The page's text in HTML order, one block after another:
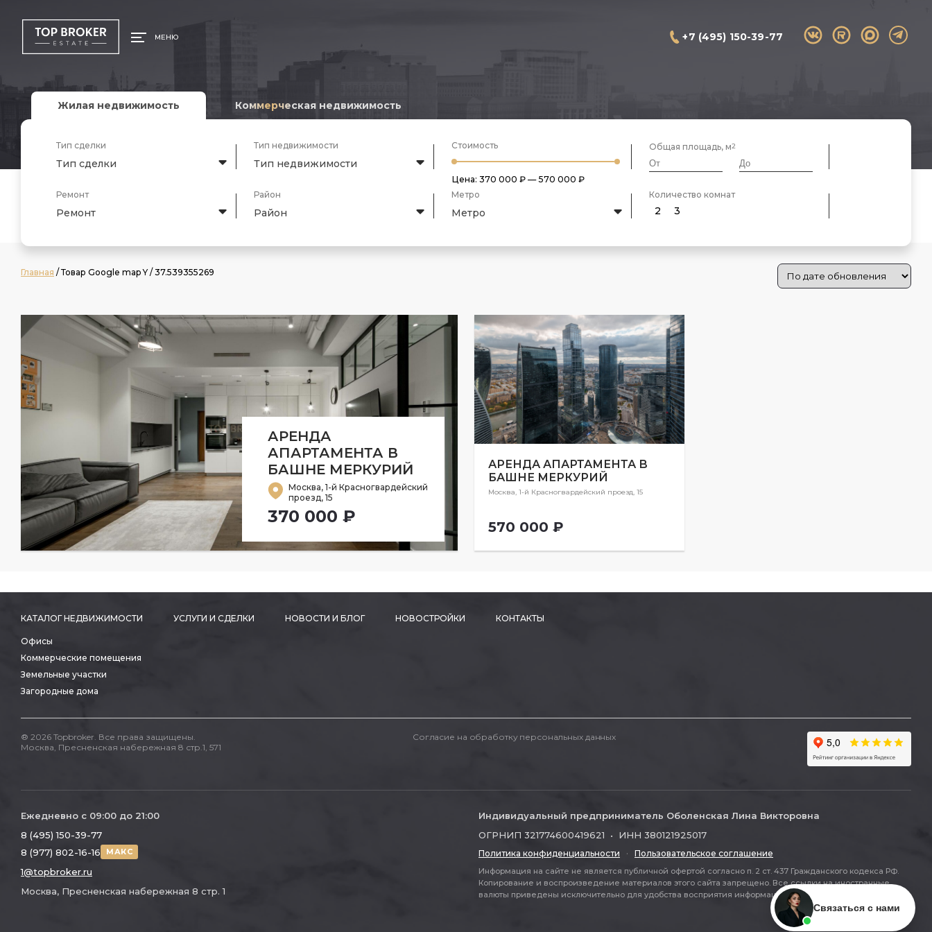
МЕНЮ +7 (495) 150-39-77
Жилая недвижимость Коммерческая недвижимость
Тип сделки
Тип сделки
Тип недвижимости
Тип недвижимости
Стоимость
Цена: 370 000 ₽ —570 000 ₽
Общая площадь, м
Ремонт
Ремонт
Район
Район
Метро
Метро
Количество комнат
2 3
Главная / Товар Google map Y / 37.539355269
АРЕНДА
АПАРТАМЕНТА В
БАШНЕ МЕРКУРИЙ
Москва, 1-й Красногвардейский
проезд, 15
370 000 ₽
АРЕНДА АПАРТАМЕНТА В
БАШНЕ МЕРКУРИЙ
Москва, 1-й Красногвардейский проезд, 15
570 000 ₽
КАТАЛОГ НЕДВИЖИМОСТИ
Офисы
Коммерческие помещения
Земельные участки
Загородные дома
УСЛУГИ И СДЕЛКИ НОВОСТИ И БЛОГ НОВОСТРОЙКИ КОНТАКТЫ
® 2026 Topbroker. Все права защищены.
Москва, Пресненская набережная 8 стр.1, 571
Согласие на обработку персональных данных
Ежедневно с 09:00 до 21:00
8 (495) 150-39-77
8 (977) 802-16-16
МАКС
1@topbroker.ru
Москва, Пресненская набережная 8 стр. 1
Индивидуальный предприниматель Оболенская Лина Викторовна
ОГРНИП 321774600419621 • ИНН 380121925017
Политика конфиденциальности · Пользовательское соглашение
Информация на сайте не является публичной офертой согласно п. 2 ст. 437 Гражданского кодекса РФ.
Копирование и воспроизведение материалов этого сайта запрещено. Все ссылки на иностранные
валюты приведены исключительно для удобства восприятия информации (п. 2 ст. 437 ГК РФ).
Связаться с нами